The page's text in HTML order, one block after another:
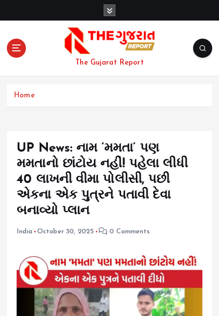
The Gujarat Report
Home
UP News: નામ ‘મમતા’ પણ
મમતાનો છાંટોય નહીં! પહેલા લીધી
40 લાખની વીમા પોલીસી, પછી
એકના એક પુત્રને પતાવી દેવા
બનાવ્યો પ્લાન
India October 30, 2025 0 Comments